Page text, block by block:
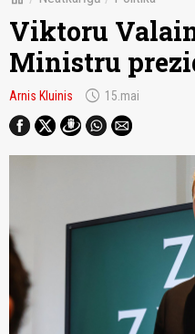
Viktoru
Ministru
Arnis Kluinis schedule 15.mai